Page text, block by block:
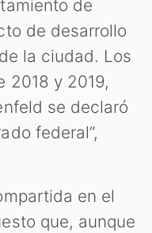
de
de desarrollo
la ciudad. Los
2018 y 2019,
se declaró
federal”,
en el
que, aunque